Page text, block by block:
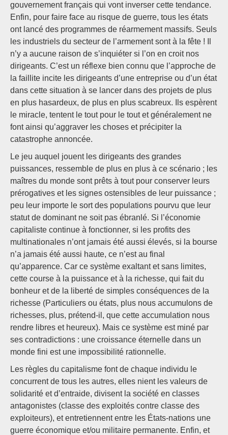
gouvernement français qui vont inverser cette tendance.
Enfin, pour faire face au risque de guerre, tous les états
ont lancé des programmes de réarmement massifs. Seuls
les industriels du secteur de l’armement sont à la fête ! Il
n’y a aucune raison de s’inquiéter si l’on en croit nos
dirigeants. C’est un réflexe bien connu que l’approche de
la faillite incite les dirigeants d’une entreprise ou d’un état
dans cette situation à se lancer dans des projets de plus
en plus hasardeux, de plus en plus scabreux. Ils espèrent
le miracle, tentent le tout pour le tout et généralement ne
font ainsi qu’aggraver les choses et précipiter la
catastrophe annoncée.
Le jeu auquel jouent les dirigeants des grandes
puissances, ressemble de plus en plus à ce scénario ; les
maîtres du monde sont prêts à tout pour conserver leurs
prérogatives et les signes ostensibles de leur puissance ;
peu leur importe le sort des populations pourvu que leur
statut de dominant ne soit pas ébranlé. Si l’économie
capitaliste continue à fonctionner, si les profits des
multinationales n’ont jamais été aussi élevés, si la bourse
n’a jamais été aussi haute, ce n’est au final
qu’apparence. Car ce système exaltant et sans limites,
cette course à la puissance et à la richesse, qui fait du
bonheur et de la liberté de simples conséquences de la
richesse (Particuliers ou états, plus nous accumulons de
richesses, plus, prétend-il, que cette accumulation nous
rendre libres et heureux). Mais ce système est miné par
ses contradictions : une croissance éternelle dans un
monde fini est une impossibilité rationnelle.
Les règles du capitalisme font de chaque individu le
concurrent de tous les autres, elles nient les valeurs de
solidarité et d’entraide, divisent la société en classes
antagonistes (classe des exploités contre classe des
exploiteurs), et entretiennent entre les États-nations une
guerre économique et/ou militaire permanente. Enfin, et